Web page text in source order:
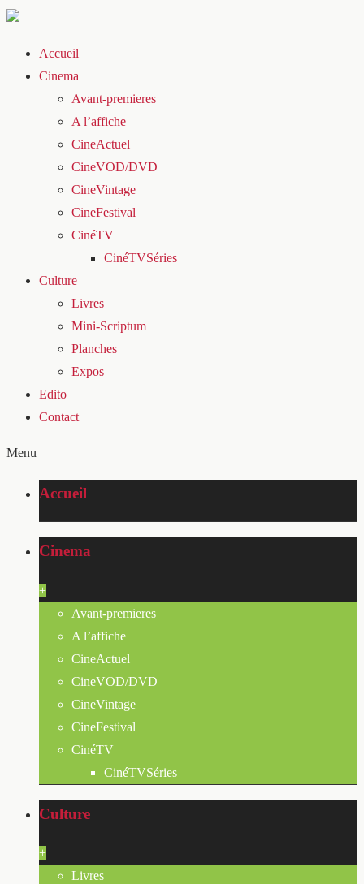
Accueil
Cinema
Avant-premieres
A l’affiche
CineActuel
CineVOD/DVD
CineVintage
CineFestival
CinéTV
CinéTVSéries
Culture
Livres
Mini-Scriptum
Planches
Expos
Edito
Contact
Menu
Accueil
Cinema
+
Avant-premieres
A l’affiche
CineActuel
CineVOD/DVD
CineVintage
CineFestival
CinéTV
CinéTVSéries
Culture
+
Livres